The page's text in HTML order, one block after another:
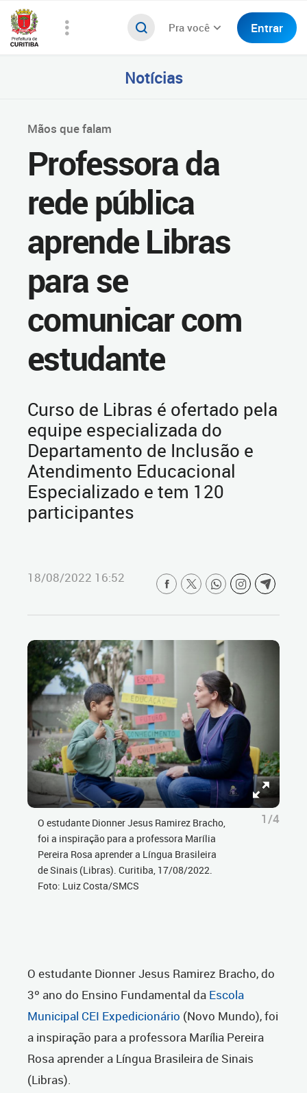
Pra você Entrar
Notícias
Mãos que falam
Professora da
rede pública
aprende Libras
para se
comunicar com
estudante
Curso de Libras é ofertado pela
equipe especializada do
Departamento de Inclusão e
Atendimento Educacional
Especializado e tem 120
participantes
18/08/2022 16:52
O estudante Dionner Jesus Ramirez Bracho,
foi a inspiração para a professora Marília
Pereira Rosa aprender a Língua Brasileira
de Sinais (Libras). Curitiba, 17/08/2022.
Foto: Luiz Costa/SMCS
1/4
O estudante Dionner Jesus Ramirez Bracho, do
3º ano do Ensino Fundamental da Escola
Municipal CEI Expedicionário (Novo Mundo), foi
a inspiração para a professora Marília Pereira
Rosa aprender a Língua Brasileira de Sinais
(Libras).